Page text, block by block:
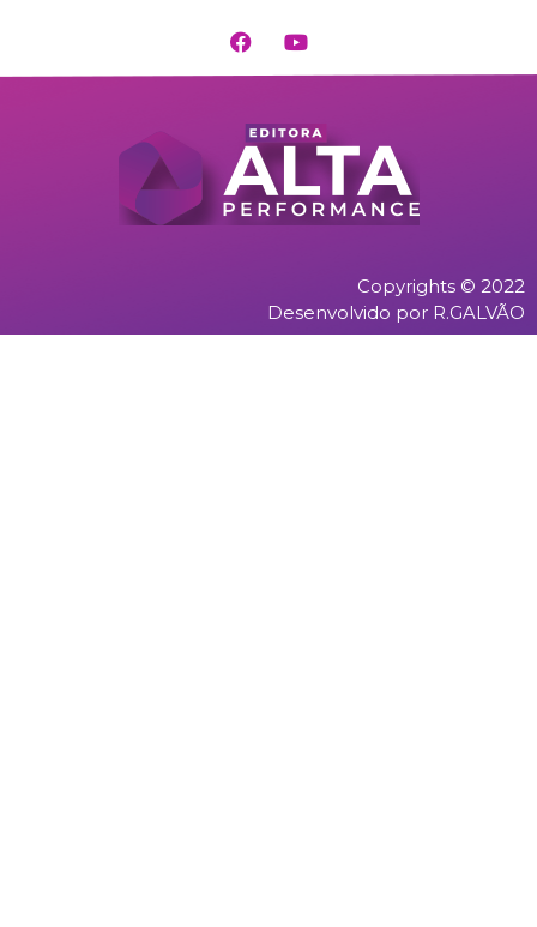
Copyrights © 2022
Desenvolvido por R.GALVÃO